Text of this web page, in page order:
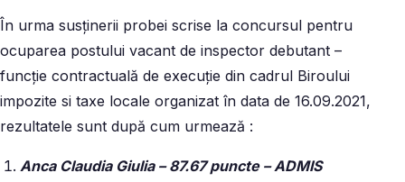
În urma susținerii probei scrise la concursul pentru
ocuparea postului vacant de inspector debutant –
funcție contractuală de execuție din cadrul Biroului
impozite si taxe locale organizat în data de 16.09.2021,
rezultatele sunt după cum urmează :
Anca Claudia Giulia – 87.67 puncte – ADMIS